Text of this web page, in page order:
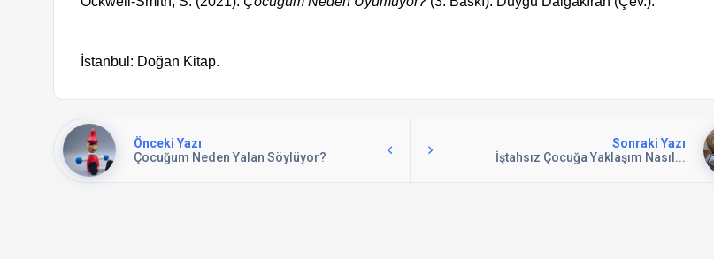
İstanbul: Doğan Kitap.
Önceki Yazı
Çocuğum Neden Yalan Söylüyor?
Sonraki Yazı
İştahsız Çocuğa Yaklaşım Nasıl...